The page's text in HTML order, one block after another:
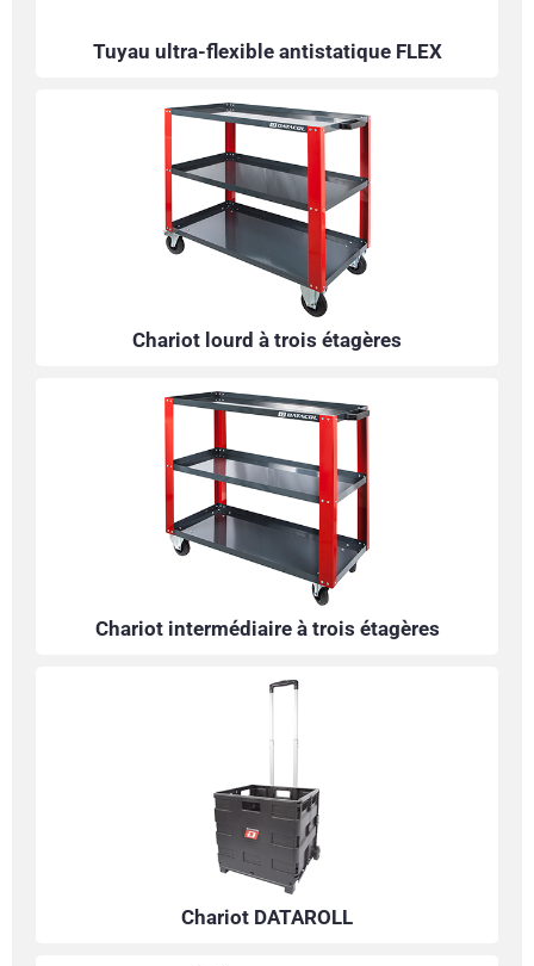
Tuyau ultra-flexible antistatique FLEX
Chariot lourd à trois étagères
Chariot intermédiaire à trois étagères
Chariot DATAROLL